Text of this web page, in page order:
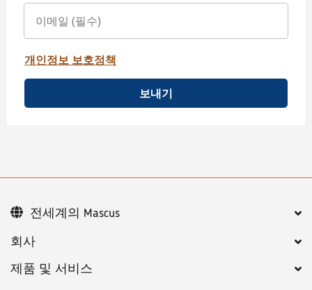
개인정보 보호정책
보내기
회사
제품 및 서비스
전세계의 Mascus